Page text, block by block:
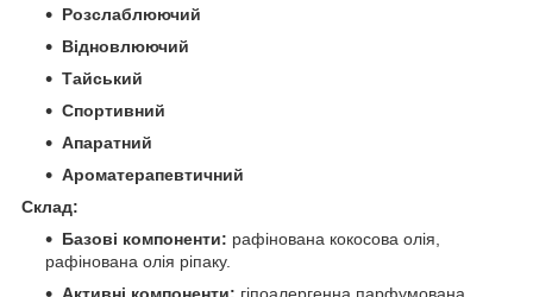
Розслаблюючий
Відновлюючий
Тайський
Спортивний
Апаратний
Ароматерапевтичний
Склад:
Базові компоненти: рафінована кокосова олія,
рафінована олія ріпаку.